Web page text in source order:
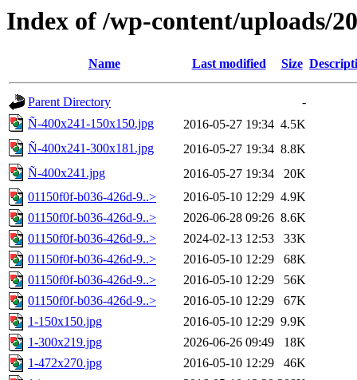
Index of /wp-content/uploads/
Name Last modified Size
Parent Directory
-
Ñ-400x241-150x150.jpg
2016-05-27 19:34 4.5K
Ñ-400x241-300x181.jpg
2016-05-27 19:34 8.8K
Ñ-400x241.jpg
2016-05-27 19:34
20K
01150f0f-b036-426d-9..>
2016-05-10 12:29 4.9K
01150f0f-b036-426d-9..>
2026-06-28 09:26 8.6K
01150f0f-b036-426d-9..>
2024-02-13 12:53
33K
01150f0f-b036-426d-9..>
2016-05-10 12:29
68K
01150f0f-b036-426d-9..>
2016-05-10 12:29
56K
01150f0f-b036-426d-9..>
2016-05-10 12:29
67K
1-150x150.jpg
2016-05-10 12:29 9.9K
1-300x219.jpg
2026-06-26 09:49
18K
1-472x270.jpg
2016-05-10 12:29
46K